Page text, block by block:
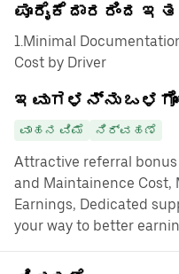
ಪೂರೈಕೆದಾರರಿಂದ
1.Minimal
Cost by Driver
ಇವುಗಳನ್ನು
ವಾಹನ ವಿಮೆ ನಿರ್ವಹಣೆ
Attractive referral bonus
and Maintainence Cost,
Earnings, Dedicated
your way to better